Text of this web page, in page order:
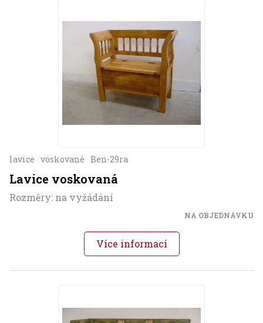
lavice voskované Ben-29ra
Lavice voskovaná
Rozměry: na vyžádání
NA OBJEDNÁVKU
Více informací